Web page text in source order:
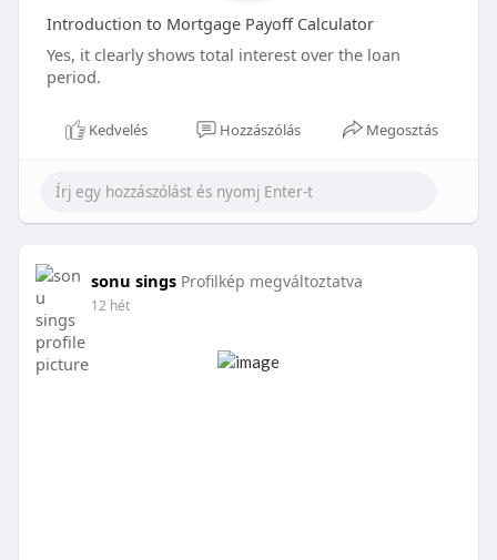
Introduction to Mortgage Payoff Calculator
Yes, it clearly shows total interest over the loan
period.
Kedvelés Hozzászólás Megosztás
sonu sings Profilkép megváltoztatva
12 hét